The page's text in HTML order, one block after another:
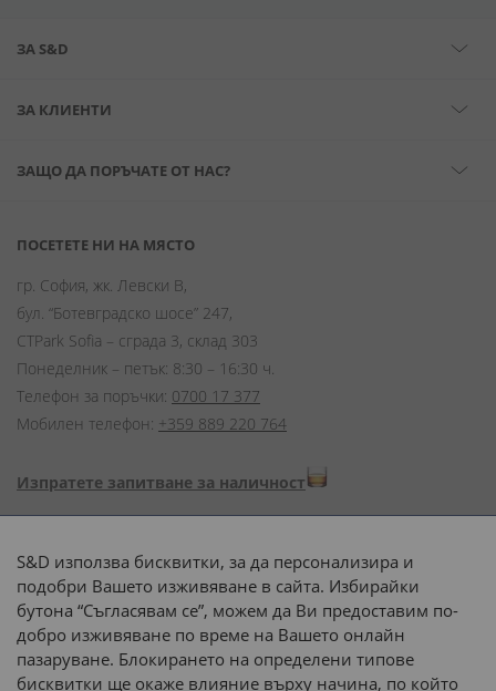
ЗА S&D
ЗА КЛИЕНТИ
ЗАЩО ДА ПОРЪЧАТЕ ОТ НАС?
ПОСЕТЕТЕ НИ НА МЯСТО
гр. София, жк. Левски В,
бул. “Ботевградско шосе” 247,
CTPark Sofia – сграда 3, склад 303
Понеделник – петък: 8:30 – 16:30 ч.
Телефон за поръчки: 0700 17 377
Мобилен телефон: +359 889 220 764
Изпратете запитване за наличност
Начини на плащане:
Доставка до адрес с:
S&D използва бисквитки, за да персонализира и
подобри Вашето изживяване в сайта. Избирайки
бутона “Съгласявам се”, можем да Ви предоставим по-
добро изживяване по време на Вашето онлайн
пазаруване. Блокирането на определени типове
бисквитки ще окаже влияние върху начина, по който